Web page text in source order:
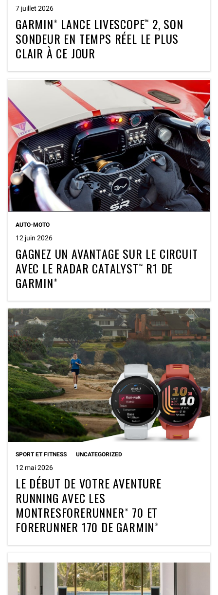
7 juillet 2026
GARMIN® LANCE LIVESCOPE™ 2, SON
SONDEUR EN TEMPS RÉEL LE PLUS
CLAIR À CE JOUR
AUTO-MOTO
12 juin 2026
GAGNEZ UN AVANTAGE SUR LE CIRCUIT
AVEC LE RADAR CATALYST™ R1 DE
GARMIN®
SPORT ET FITNESS UNCATEGORIZED
12 mai 2026
LE DÉBUT DE VOTRE AVENTURE
RUNNING AVEC LES
MONTRESFORERUNNER® 70 ET
FORERUNNER 170 DE GARMIN®